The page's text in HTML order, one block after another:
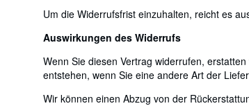
Um die Widerrufsfrist einzuhalten, reicht es
Auswirkungen des Widerrufs
Wenn Sie diesen Vertrag widerrufen,
entstehen, wenn Sie eine andere Art der
Wir können einen Abzug von der